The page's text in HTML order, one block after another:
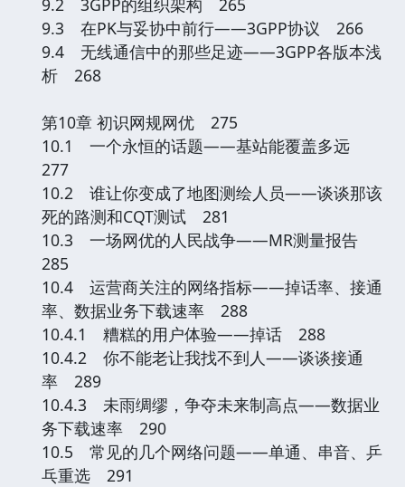
9.2 3GPP的组织架构 265
9.3 在PK与妥协中前行——3GPP协议 266
9.4 无线通信中的那些足迹——3GPP各版本浅
析 268
第10章 初识网规网优 275
10.1 一个永恒的话题——基站能覆盖多远
277
10.2 谁让你变成了地图测绘人员——谈谈那该
死的路测和CQT测试 281
10.3 一场网优的人民战争——MR测量报告
285
10.4 运营商关注的网络指标——掉话率、接通
率、数据业务下载速率 288
10.4.1 糟糕的用户体验——掉话 288
10.4.2 你不能老让我找不到人——谈谈接通
率 289
10.4.3 未雨绸缪，争夺未来制高点——数据业
务下载速率 290
10.5 常见的几个网络问题——单通、串音、乒
乓重选 291